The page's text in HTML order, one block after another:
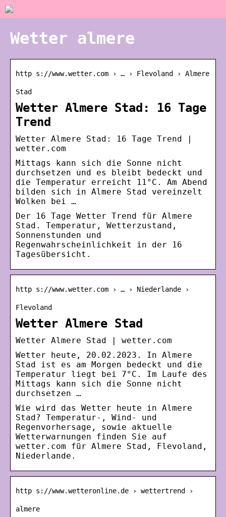
Wetter almere
http s://www.wetter.com › … › Flevoland › Almere
Stad
Wetter Almere Stad: 16 Tage
Trend
Wetter Almere Stad: 16 Tage Trend |
wetter.com
Mittags kann sich die Sonne nicht
durchsetzen und es bleibt bedeckt und
die Temperatur erreicht 11°C. Am Abend
bilden sich in Almere Stad vereinzelt
Wolken bei …
Der 16 Tage Wetter Trend für Almere
Stad. Temperatur, Wetterzustand,
Sonnenstunden und
Regenwahrscheinlichkeit in der 16
Tagesübersicht.
http s://www.wetter.com › … › Niederlande ›
Flevoland
Wetter Almere Stad
Wetter Almere Stad | wetter.com
Wetter heute, 20.02.2023. In Almere
Stad ist es am Morgen bedeckt und die
Temperatur liegt bei 7°C. Im Laufe des
Mittags kann sich die Sonne nicht
durchsetzen …
Wie wird das Wetter heute in Almere
Stad? Temperatur-, Wind- und
Regenvorhersage, sowie aktuelle
Wetterwarnungen finden Sie auf
wetter.com für Almere Stad, Flevoland,
Niederlande.
http s://www.wetteronline.de › wettertrend ›
almere